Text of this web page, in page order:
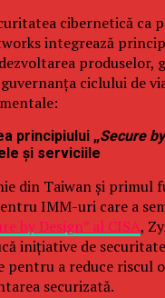
cibernetică ca
integrează
produselor,
ciclului de
principiului „Secure
și serviciile
din Taiwan și primul
IMM-uri care a
by Design” al CISA,
inițiative de
a reduce riscul
securizată.